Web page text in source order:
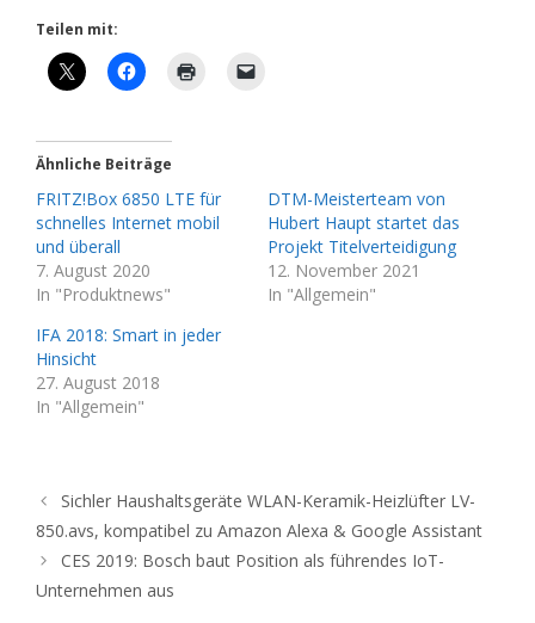
Teilen mit:
Ähnliche Beiträge
FRITZ!Box 6850 LTE für
schnelles Internet mobil
und überall
7. August 2020
In "Produktnews"
DTM-Meisterteam von
Hubert Haupt startet das
Projekt Titelverteidigung
12. November 2021
In "Allgemein"
IFA 2018: Smart in jeder
Hinsicht
27. August 2018
In "Allgemein"
Sichler Haushaltsgeräte WLAN-Keramik-Heizlüfter LV-
850.avs, kompatibel zu Amazon Alexa & Google Assistant
CES 2019: Bosch baut Position als führendes IoT-
Unternehmen aus